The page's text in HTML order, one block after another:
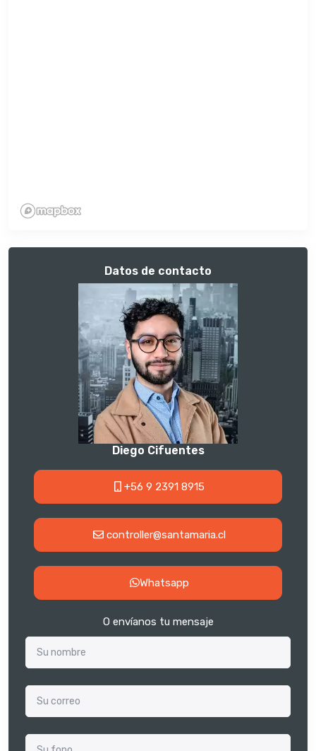
Datos de contacto
Diego Cifuentes
+56 9 2391 8915
controller@santamaria.cl
Whatsapp
O envíanos tu mensaje